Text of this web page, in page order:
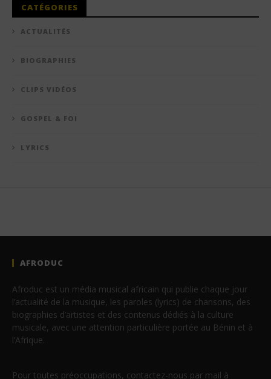
CATÉGORIES
ACTUALITÉS
BIOGRAPHIES
CLIPS VIDÉOS
GOSPEL & FOI
LYRICS
AFRODUC
Afroduc est un média musical africain qui publie chaque jour
l’actualité de la musique, les paroles (lyrics) de chansons, des
biographies d’artistes et des contenus dédiés à la culture
musicale, avec une attention particulière portée au Bénin et à
l’Afrique.
Pour toutes préoccupations, contactez-nous par mail à